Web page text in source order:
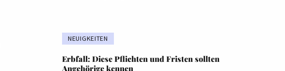
NEUIGKEITEN
Erbfall: Diese Pflichten und Fristen sollten
Angehörige kennen